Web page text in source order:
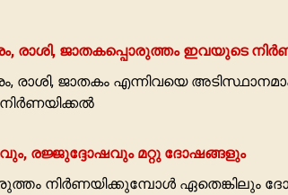
രാശി, ജാതകപ്പൊരുത്തം ഇവയുടെ
രാശി, ജാതകം എന്നിവയെ
രജ്ജുദ്ദോഷവും മറ്റു ദോഷങ്ങളും
നിര്‍ണയിക്കുമ്പോള്‍ ഏതെങ്കിലും